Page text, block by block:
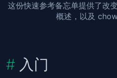
这份快速参考备忘单提供了改
概述，以及
入门